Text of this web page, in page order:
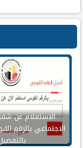
الاستعلام عن
الاجتماعي بالرقم